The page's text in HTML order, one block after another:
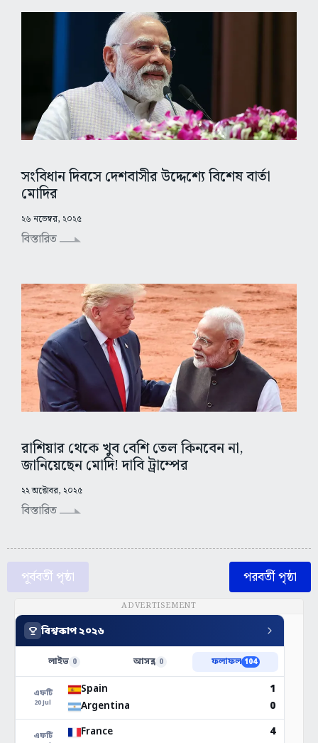
সংবিধান দিবসে দেশবাসীর উদ্দেশ্যে বিশেষ বার্তা
মোদির
২৬ নভেম্বর, ২০২৫
বিস্তারিত
রাশিয়ার থেকে খুব বেশি তেল কিনবেন না,
জানিয়েছেন মোদি! দাবি ট্রাম্পের
২২ অক্টোবর, ২০২৫
বিস্তারিত
পূর্ববর্তী পৃষ্ঠা পরবর্তী পৃষ্ঠা
ADVERTISEMENT